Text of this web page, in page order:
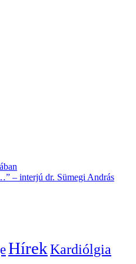
– interjú dr. Sümegi András
HírekKardiólgia